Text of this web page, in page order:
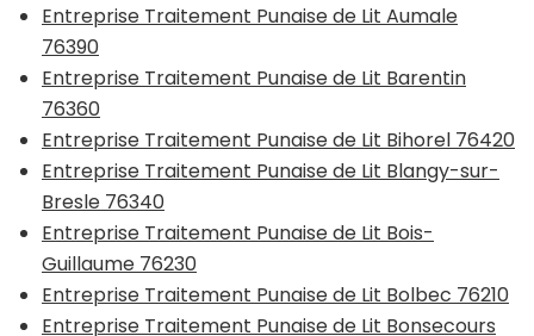
Entreprise Traitement Punaise de Lit Aumale
76390
Entreprise Traitement Punaise de Lit Barentin
76360
Entreprise Traitement Punaise de Lit Bihorel 76420
Entreprise Traitement Punaise de Lit Blangy-sur-
Bresle 76340
Entreprise Traitement Punaise de Lit Bois-
Guillaume 76230
Entreprise Traitement Punaise de Lit Bolbec 76210
Entreprise Traitement Punaise de Lit Bonsecours